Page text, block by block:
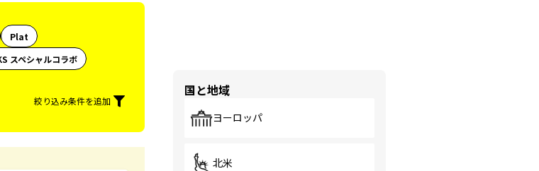
Plat
スペシャルコラボ
絞り込み条件を追加
国と地域
ヨーロッパ
北米